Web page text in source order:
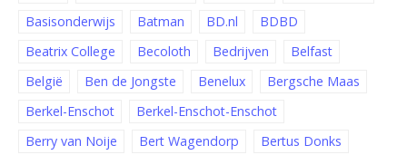
Basisonderwijs
Batman BD.nl
BDBD
Beatrix College
Becoloth Bedrijven
Belfast
België
Ben de Jongste Benelux
Bergsche Maas
Berkel-Enschot
Berkel-Enschot-Enschot
Berry van Noije
Bert Wagendorp
Bertus Donks